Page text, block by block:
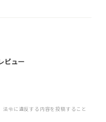
ビュー
令に違反する内容を投稿すること